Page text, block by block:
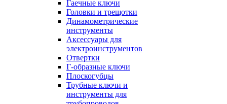
Гаечные ключи
Головки и трещотки
Динамометрические
инструменты
Аксессуары для
электроинструментов
Отвертки
Г-образные ключи
Плоскогубцы
Трубные ключи и
инструменты для